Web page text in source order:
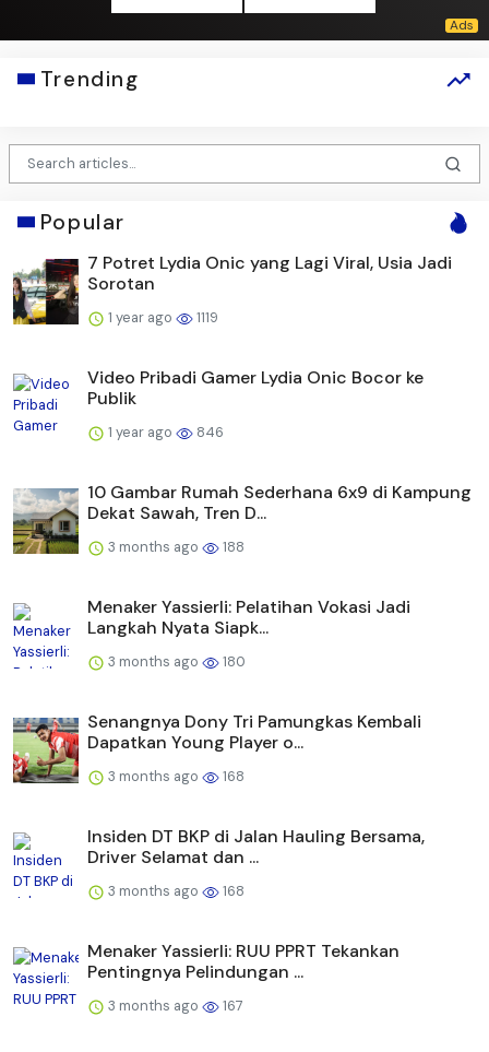
Trending
Popular
7 Potret Lydia Onic yang Lagi Viral, Usia Jadi
Sorotan
1 year ago 1119
Video Pribadi Gamer Lydia Onic Bocor ke
Publik
1 year ago 846
10 Gambar Rumah Sederhana 6x9 di Kampung
Dekat Sawah, Tren D...
3 months ago 188
Menaker Yassierli: Pelatihan Vokasi Jadi
Langkah Nyata Siapk...
3 months ago 180
Senangnya Dony Tri Pamungkas Kembali
Dapatkan Young Player o...
3 months ago 168
Insiden DT BKP di Jalan Hauling Bersama,
Driver Selamat dan ...
3 months ago 168
Menaker Yassierli: RUU PPRT Tekankan
Pentingnya Pelindungan ...
3 months ago 167